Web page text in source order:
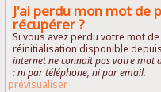
J'ai perdu mon mot de
récupérer ?
Si vous avez perdu votre mot
réinitialisation disponible
internet ne connait pas votre mot
: ni par téléphone, ni par email.
prévisualiser